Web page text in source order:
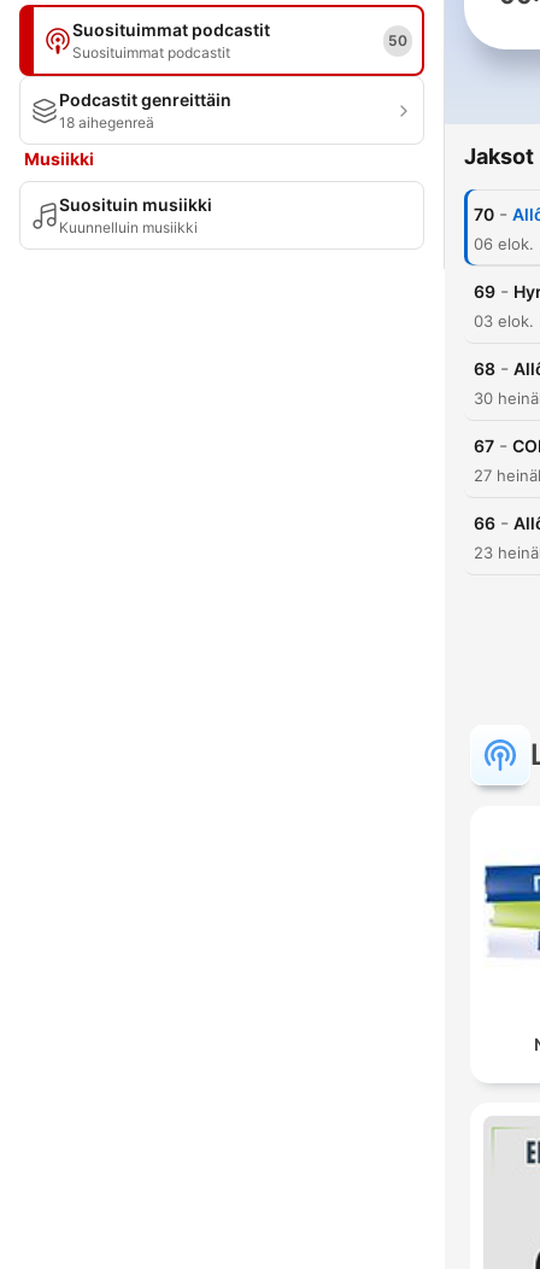
Suosituimmat podcastit
Suosituimmat podcastit
50
Podcastit genreittäin
18 aihegenreä
Musiikki
Suosituin musiikki
Kuunnelluin musiikki
Jaksot
70 -
06 elok.
69 -
03 elok.
68 -
30
67 -
27
66 -
23